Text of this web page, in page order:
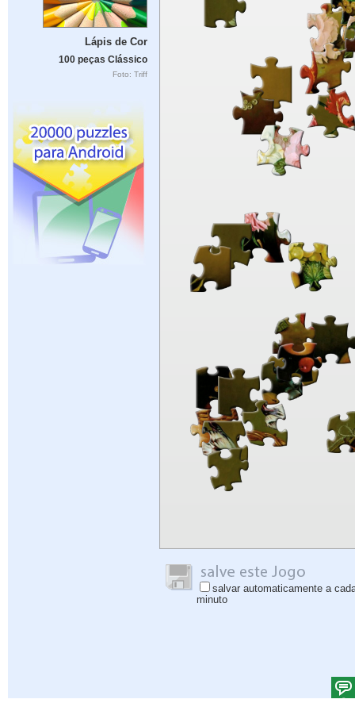
Lápis de Cor
100 peças Clássico
Foto: Triff
salvar automaticamente a
minuto